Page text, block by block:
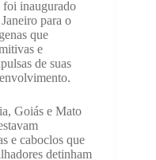
foi inaugurado
para o
que
e
de suas
Goiás e Mato
e caboclos que
detinham